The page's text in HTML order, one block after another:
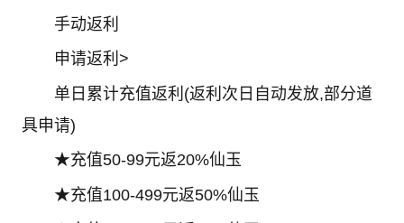
手动返利
申请返利>
单日累计充值返利(返利次日自动发放,部分道
具申请)
★充值50-99元返20%仙玉
★充值100-499元返50%仙玉